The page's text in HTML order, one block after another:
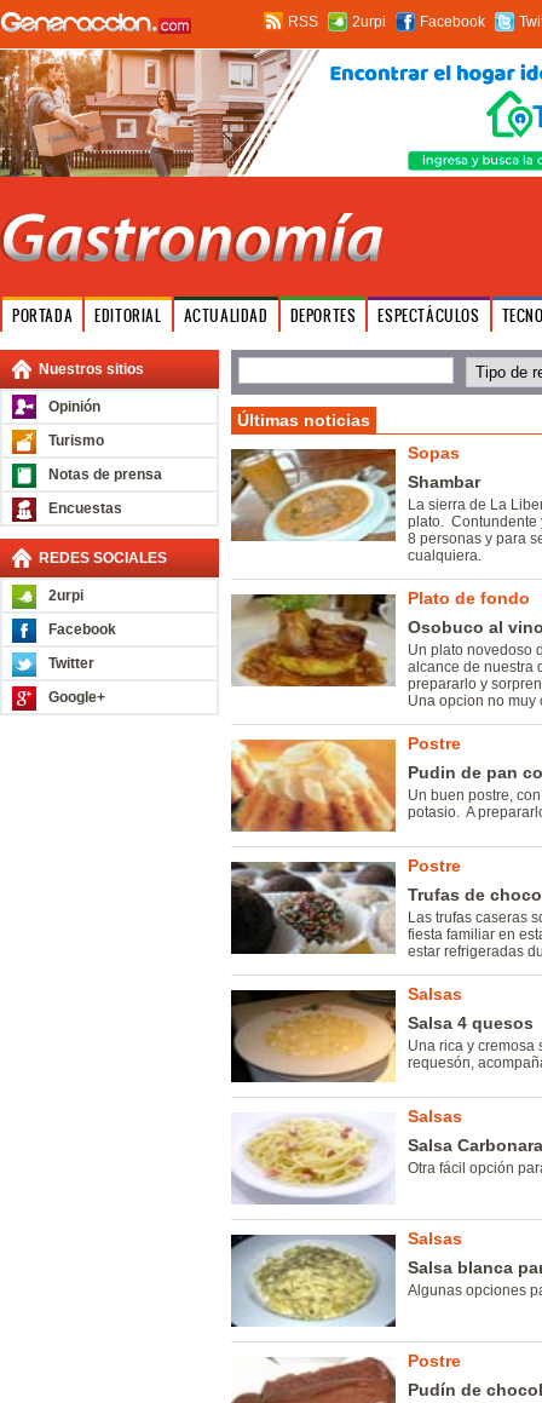
RSS 2urpi Facebook
PORTADA EDITORIAL ACTUALIDAD DEPORTES ESPECTÁCULOS
Nuestros sitios
Opinión
Turismo
Notas de prensa
Encuestas
REDES SOCIALES
2urpi
Facebook
Twitter
Google+
Últimas noticias
Sopas
Shambar
La sierra de La
plato. Contundente
8 personas y para
cualquiera.
Plato de fondo
Osobuco al
Un plato novedoso
alcance de nuestra
prepararlo y
Una opcion no muy
Postre
Pudin de pan
Un buen postre,
potasio. A
Postre
Trufas de
Las trufas caseras
fiesta familiar en
estar refrigeradas
Salsas
Salsa 4 quesos
Una rica y cremosa
requesón,
Salsas
Salsa Carbonara
Otra fácil opción
Salsas
Salsa blanca
Algunas opciones
Postre
Pudín de